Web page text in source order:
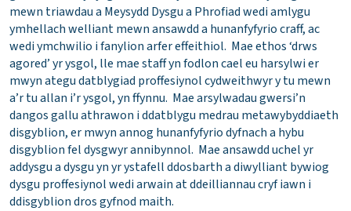
mewn triawdau a Meysydd Dysgu a Phrofiad wedi amlygu
ymhellach welliant mewn ansawdd a hunanfyfyrio craff, ac
wedi ymchwilio i fanylion arfer effeithiol. Mae ethos ‘drws
agored’ yr ysgol, lle mae staff yn fodlon cael eu harsylwi er
mwyn ategu datblygiad proffesiynol cydweithwyr y tu mewn
a’r tu allan i’r ysgol, yn ffynnu. Mae arsylwadau gwersi’n
dangos gallu athrawon i ddatblygu medrau metawybyddiaeth
disgyblion, er mwyn annog hunanfyfyrio dyfnach a hybu
disgyblion fel dysgwyr annibynnol. Mae ansawdd uchel yr
addysgu a dysgu yn yr ystafell ddosbarth a diwylliant bywiog
dysgu proffesiynol wedi arwain at ddeilliannau cryf iawn i
ddisgyblion dros gyfnod maith.